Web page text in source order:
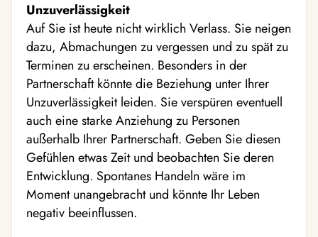
Unzuverlässigkeit
Auf Sie ist heute nicht wirklich Verlass. Sie neigen
dazu, Abmachungen zu vergessen und zu spät zu
Terminen zu erscheinen. Besonders in der
Partnerschaft könnte die Beziehung unter Ihrer
Unzuverlässigkeit leiden. Sie verspüren eventuell
auch eine starke Anziehung zu Personen
außerhalb Ihrer Partnerschaft. Geben Sie diesen
Gefühlen etwas Zeit und beobachten Sie deren
Entwicklung. Spontanes Handeln wäre im
Moment unangebracht und könnte Ihr Leben
negativ beeinflussen.